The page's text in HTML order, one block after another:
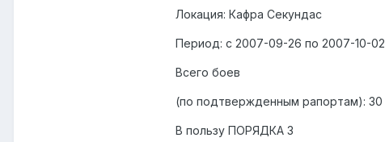
Локация: Кафра Секундас
Период: с 2007-09-26 по 2007-10-02
Всего боев
(по подтвержденным рапортам): 30
В пользу ПОРЯДКА 3